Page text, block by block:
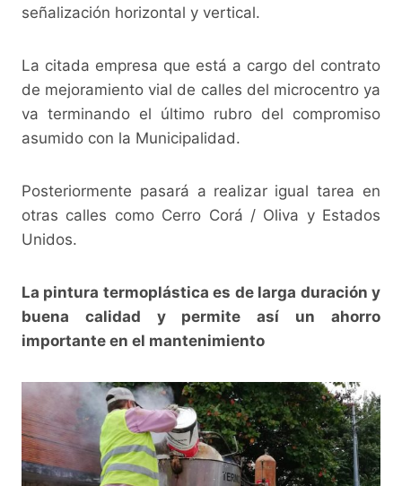
señalización horizontal y vertical.
La citada empresa que está a cargo del contrato
de mejoramiento vial de calles del microcentro ya
va terminando el último rubro del compromiso
asumido con la Municipalidad.
Posteriormente pasará a realizar igual tarea en
otras calles como Cerro Corá / Oliva y Estados
Unidos.
La pintura termoplástica es de larga duración y
buena calidad y permite así un ahorro
importante en el mantenimiento